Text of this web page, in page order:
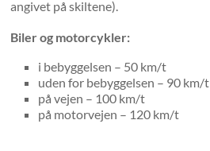
angivet på skiltene).
Biler og motorcykler:
i bebyggelsen – 50 km/t
uden for bebyggelsen – 90 km/t
på vejen – 100 km/t
på motorvejen – 120 km/t